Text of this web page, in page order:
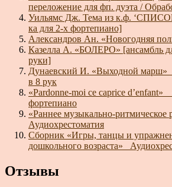
переложение для фп. дуэта /
Уильямс Дж. Тема из к.ф.
ка для 2-х фортепиано]
Александров Ан. «Новогодняя
Казелла А. «БОЛЕРО» [ансамбль
руки]
Дунаевский И. «Выходной марш»_
в 8 рук
«Pardonne-moi ce caprice d’enfant»
фортепиано
«Раннее музыкально-ритмическое
Аудиохрестоматия
Сборник «Игры, танцы и
дошкольного возраста»_
Отзывы